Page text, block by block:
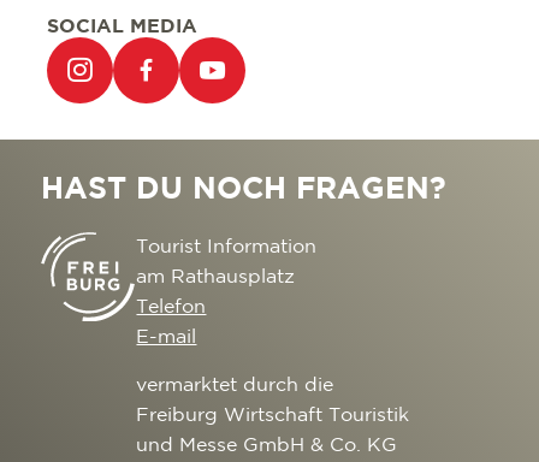
SOCIAL MEDIA
HAST DU NOCH FRAGEN?
Tourist Information
am Rathausplatz
Telefon
E-mail
vermarktet durch die
Freiburg Wirtschaft Touristik
und Messe GmbH & Co. KG